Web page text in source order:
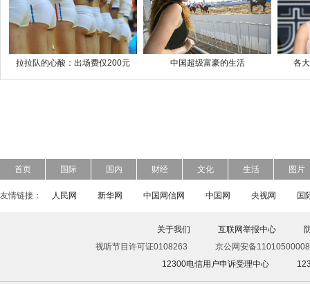
拉拉队的心酸：出场费仅200元 中国超级富豪的生活 各
首页 国际 国内 财经 文化 生活 图片
友情链接： 人民网 新华网 中国网信网 中国网 央视网 国
关于我们 互联网举报中心
视听节目许可证0108263
京公网安备
12300电信用户申诉受理中心